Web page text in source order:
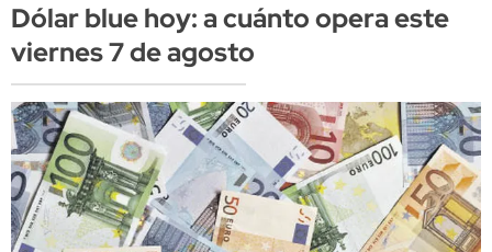
Dólar blue hoy: a cuánto opera este
viernes 7 de agosto